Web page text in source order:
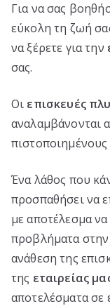
Για να σας
εύκολη τη ζωή
να ξέρετε για την
σας.
Οι επισκευές
αναλαμβάνονται
πιστοποιημένους
Ένα λάθος που
προσπαθήσει να
με αποτέλεσμα
προβλήματα
ανάθεση της
της εταιρείας μα
αποτελέσματα σε